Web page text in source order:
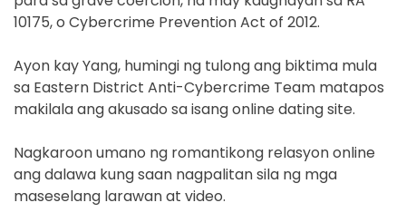
10175, o Cybercrime Prevention Act of 2012.
Ayon kay Yang, humingi ng tulong ang biktima mula
sa Eastern District Anti-Cybercrime Team matapos
makilala ang akusado sa isang online dating site.
Nagkaroon umano ng romantikong relasyon online
ang dalawa kung saan nagpalitan sila ng mga
maseselang larawan at video.